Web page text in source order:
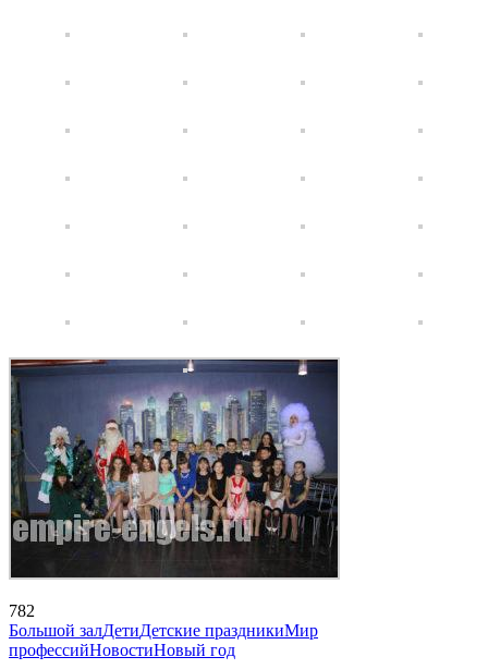
782
Большой залДетиДетские праздникиМир
профессийНовостиНовый год